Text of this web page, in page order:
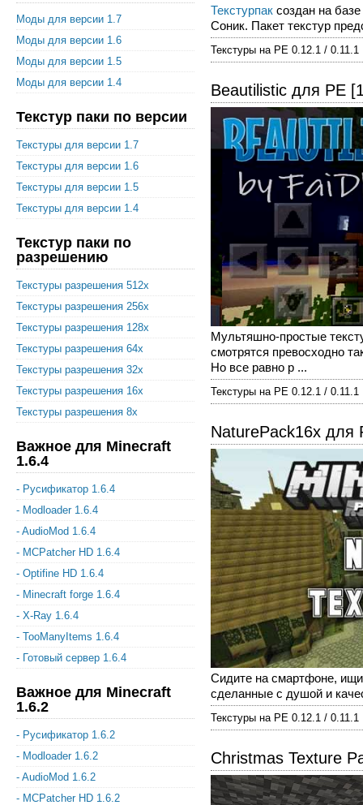
Моды для версии 1.7
Моды для версии 1.6
Моды для версии 1.5
Моды для версии 1.4
Текстур паки по версии
Текстуры для версии 1.7
Текстуры для версии 1.6
Текстуры для версии 1.5
Текстуры для версии 1.4
Текстур паки по
разрешению
Текстуры разрешения 512x
Текстуры разрешения 256x
Текстуры разрешения 128x
Текстуры разрешения 64x
Текстуры разрешения 32x
Текстуры разрешения 16x
Текстуры разрешения 8x
Важное для Minecraft
1.6.4
- Русификатор 1.6.4
- Modloader 1.6.4
- AudioMod 1.6.4
- MCPatcher HD 1.6.4
- Optifine HD 1.6.4
- Minecraft forge 1.6.4
- X-Ray 1.6.4
- TooManyItems 1.6.4
- Готовый сервер 1.6.4
Важное для Minecraft
1.6.2
- Русификатор 1.6.2
- Modloader 1.6.2
- AudioMod 1.6.2
- MCPatcher HD 1.6.2
Текстурпак создан на
Соник. Пакет текстур
Текстуры на PE 0.12.1 /
Beautilistic для PE
Мультяшно-простые
смотрятся превосходно
Но все равно р ...
Текстуры на PE 0.12.1 /
NaturePack16x для
Сидите на смартфоне,
сделанные с душой и
Текстуры на PE 0.12.1 /
Christmas Texture